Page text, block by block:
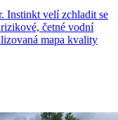
Instinkt velí zchladit se
četné vodní
mapa kvality